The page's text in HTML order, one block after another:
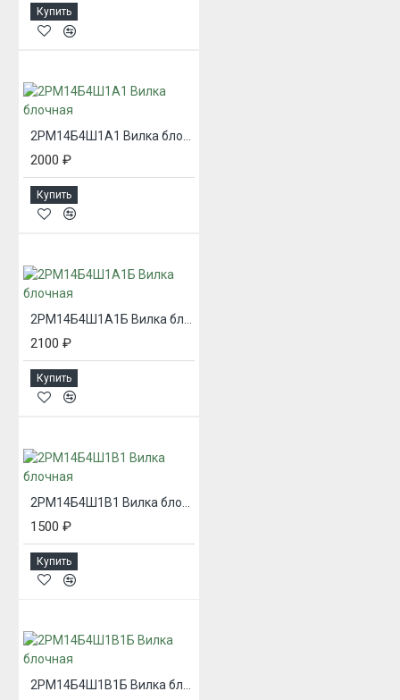
Купить
2000 ₽
Купить
2100 ₽
Купить
1500 ₽
Купить
2РМ14Б4Ш1В1Б Вилка блочная